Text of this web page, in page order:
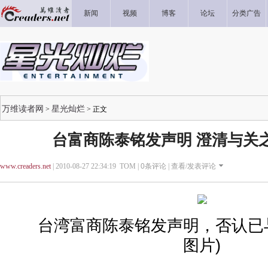
新闻 视频 博客 论坛 分类广告
万维读者网 > 星光灿烂 > 正文
台富商陈泰铭发声明 澄清与关
www.creaders.net| 2010-08-27 22:34:19 TOM | 0条评论 | 查看/发表评论
台湾富商陈泰铭发声明，否认已
图片)